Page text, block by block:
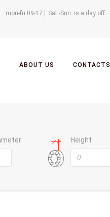
mon-fri 09-17 Sat.-Sun. is a day off
ABOUT US CONTACTS
Height